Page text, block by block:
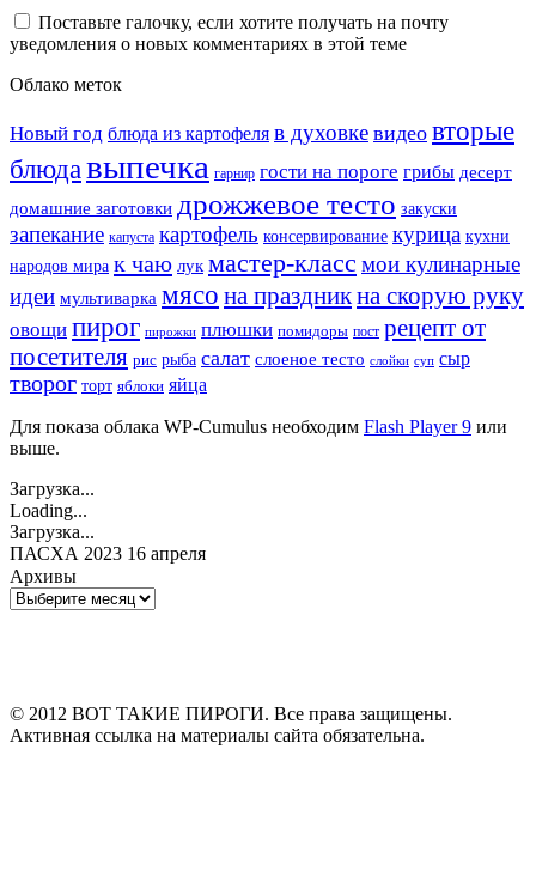
Поставьте галочку, если хотите получать на почту
уведомления о новых комментариях в этой теме
Облако меток
Новый год блюда из картофеля в духовке видео вторые
блюдавыпечка гарнир гости на пороге грибы десерт
домашние заготовки дрожжевое тесто закуски
запекание капуста картофель консервирование курица кухни
народов мира к чаю лук мастер-класс мои кулинарные
идеи мультиварка мясо на праздникна скорую руку
овощи пирог пирожки плюшки помидоры пост рецепт от
посетителя рис рыба салат слоеное тесто слойки суп сыр
творог торт яблоки яйца
Для показа облака WP-Cumulus необходим Flash Player 9 или
выше.
Загрузка...
Loading...
Загрузка...
ПАСХА 2023 16 апреля
Архивы
Архивы
© 2012 ВОТ ТАКИЕ ПИРОГИ. Все права защищены.
Активная ссылка на материалы сайта обязательна.